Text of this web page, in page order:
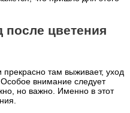
цветения
прекрасно там выживает, уход
внимание следует
но важно. Именно в этот